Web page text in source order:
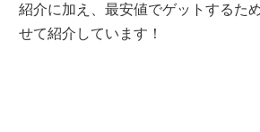
紹介に加え、最安値でゲットするた
せて紹介しています！